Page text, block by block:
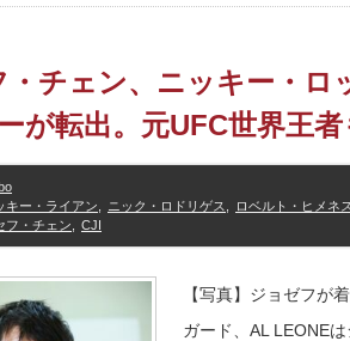
・チェン、ニッキー・ロ
が転出。元UFC世界王
キー・ライアン ニック・ロドリゲス ロベルト・ヒメネス
フ・チェン CJI
【写真】ジョゼフが
ガード、AL LEONE